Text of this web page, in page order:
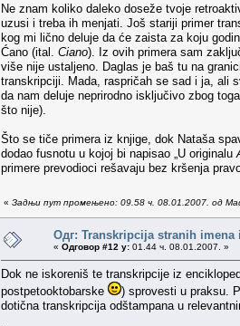
Ne znam koliko daleko doseže tvoje
uzusi i treba ih menjati. Još stariji primer
kog mi lično deluje da će zaista za koju
Ćano (ital. Ciano). Iz ovih primera sam
više nije ustaljeno. Daglas je baš tu na
transkripciji. Mada, raspričah se sad i ja, ali
da nam deluje neprirodno isključivo zbog
što nije).
Što se tiče primera iz knjige, dok Nataša
dodao fusnotu u kojoj bi napisao „U originalu
primere prevodioci rešavaju bez kršenja
« Задњи пут промењено: 09.58 ч. 08.01.2007. од
Одг: Transkripcija stranih imena
« Одговор #12 у: 01.44 ч. 08.01.2007. »
Dok ne iskoreniš te transkripcije iz
postpetooktobarske
) sprovesti u praksu.
dotična transkripcija odštampana u